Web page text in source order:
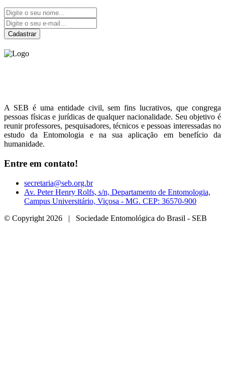
Cadastrar
A SEB é uma entidade civil, sem fins lucrativos, que congrega
pessoas físicas e jurídicas de qualquer nacionalidade. Seu objetivo é
reunir professores, pesquisadores, técnicos e pessoas interessadas no
estudo da Entomologia e na sua aplicação em benefício da
humanidade.
Entre em contato!
secretaria@seb.org.br
Av. Peter Henry Rolfs, s/n, Departamento de Entomologia,
Campus Universitário, Viçosa - MG. CEP: 36570-900
© Copyright 2026 | Sociedade Entomológica do Brasil - SEB